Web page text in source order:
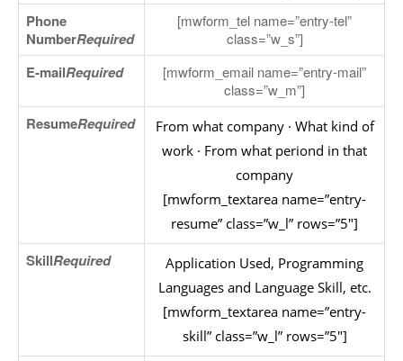
Phone
NumberRequired
[mwform_tel name=”entry-tel”
class=”w_s”]
E-mailRequired
[mwform_email name=”entry-mail”
class=”w_m”]
ResumeRequired
From what company · What kind of
work · From what periond in that
company
[mwform_textarea name=”entry-
resume” class=”w_l” rows=”5″]
SkillRequired
Application Used, Programming
Languages and Language Skill, etc.
[mwform_textarea name=”entry-
skill” class=”w_l” rows=”5″]